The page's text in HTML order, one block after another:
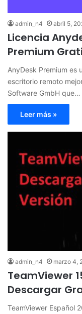
admin_n4 abril 5,
Licencia
Premium
AnyDesk Premium es
escritorio remoto
Software GmbH que…
Leer más »
admin_n4 marzo 4,
TeamViewer
Descargar
TeamViewer Español